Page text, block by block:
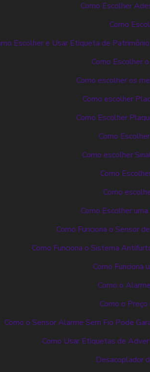
Como Escolher
Como
Escolher e Usar Etiqueta de
Como Escolher
Como escolher os
Como escolher
Como Escolher
Como
Como escolher
Como
Como
Como Escolher
Como Funciona o Sensor
Como Funciona o Sistema
Como Funciona
Como o
Como o
Como o Sensor Alarme Sem Fio Pode
Como Usar Etiquetas de
Desacoplador